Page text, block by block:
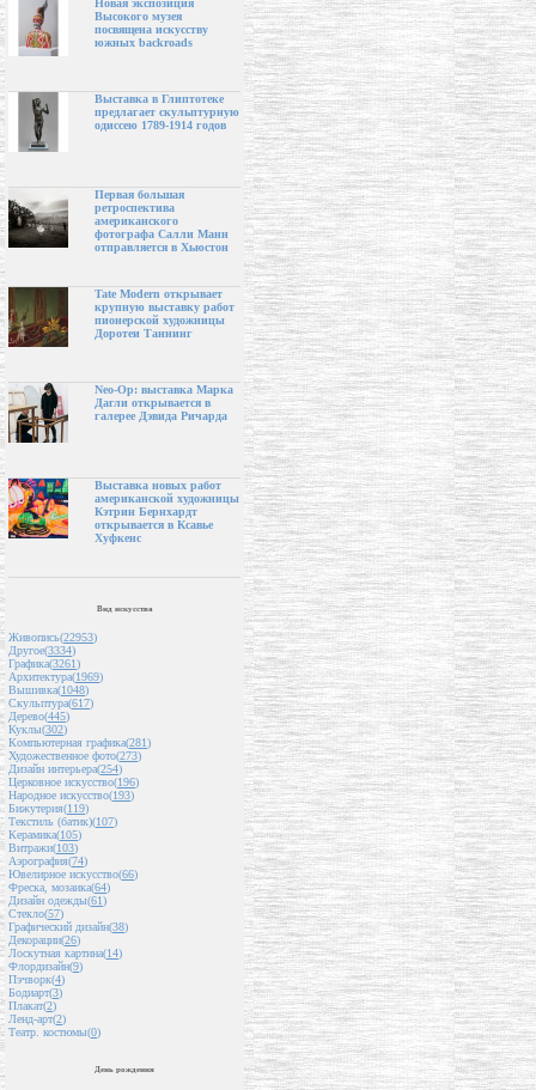
Новая экспозиция
Высокого музея
посвящена искусству
южных backroads
Выставка в Глиптотеке
предлагает скульптурную
одиссею 1789-1914 годов
Первая большая
ретроспектива
американского
фотографа Салли Манн
отправляется в Хьюстон
Tate Modern открывает
крупную выставку работ
пионерской художницы
Доротеи Таннинг
Neo-Op: выставка Марка
Дагли открывается в
галерее Дэвида Ричарда
Выставка новых работ
американской художницы
Кэтрин Бернхардт
открывается в Ксавье
Хуфкенс
Вид искусства
Живопись(22953)
Другое(3334)
Графика(3261)
Архитектура(1969)
Вышивка(1048)
Скульптура(617)
Дерево(445)
Куклы(302)
Компьютерная графика(281)
Художественное фото(273)
Дизайн интерьера(254)
Церковное искусство(196)
Народное искусство(193)
Бижутерия(119)
Текстиль (батик)(107)
Керамика(105)
Витражи(103)
Аэрография(74)
Ювелирное искусство(66)
Фреска, мозаика(64)
Дизайн одежды(61)
Стекло(57)
Графический дизайн(38)
Декорации(26)
Лоскутная картина(14)
Флордизайн(9)
Пэчворк(4)
Бодиарт(3)
Плакат(2)
Ленд-арт(2)
Театр. костюмы(0)
День рождения